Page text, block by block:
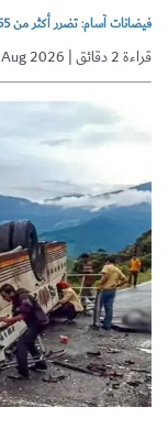
فيضانات آسام: تضرر أكثر من 155 ألف شخص وارتفاع حصيلة الوفيات إلى 98
08 Aug 2026 | قراءة 2 دقائق